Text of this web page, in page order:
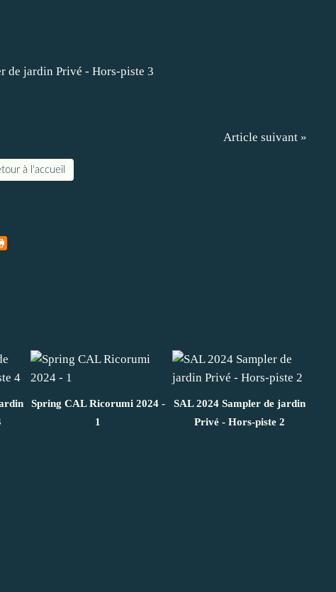
Article suivant »
à l'accueil
Spring CAL Ricorumi 2024 -
1
SAL 2024 Sampler de jardin
Privé - Hors-piste 2